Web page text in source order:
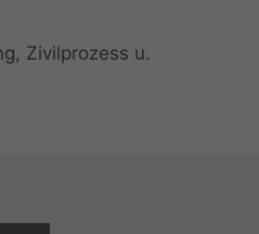
, Zivilprozess u.